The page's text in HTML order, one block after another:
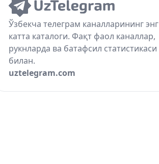
Ўзбекча телеграм каналларининг энг
катта каталоги. Фақт фаол каналлар,
рукнларда ва батафсил статистикаси
билан.
uztelegram.com